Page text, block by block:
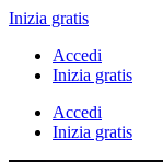
Inizia gratis
Accedi
Inizia gratis
Accedi
Inizia gratis